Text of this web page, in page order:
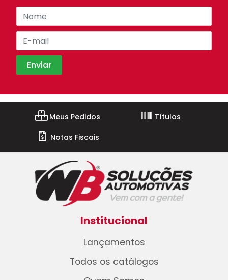
Meus Pedidos
Títulos
Notas Fiscais
Institucional
Lançamentos
Todos os catálogos